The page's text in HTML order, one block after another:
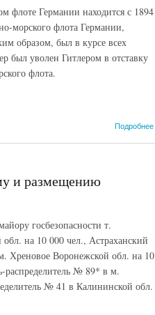
флоте Германии находится с 1894
морского флота Германии,
образом, был в курсе всех
был уволен Гитлером в отставку
флота.
Подробнее
и размещению
госбезопасности т.
на 10 000 чел., Астраханский
Хреновое Воронежской обл. на 10
распределитель № 89* в м.
№ 41 в Калининской обл.